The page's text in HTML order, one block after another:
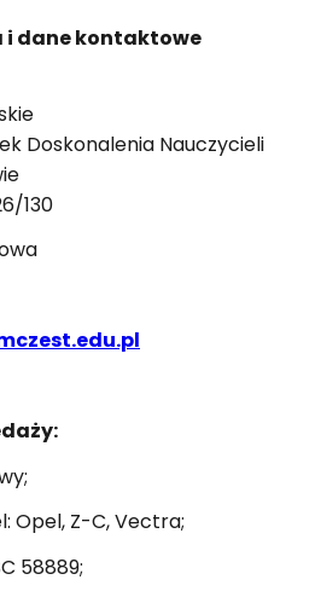
i dane kontaktowe
Doskonalenia Nauczycieli
130
Z-C, Vectra;
58889;